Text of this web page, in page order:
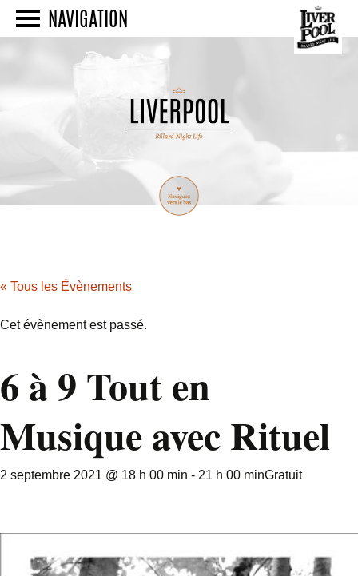
NAVIGATION
« Tous les Évènements
Cet évènement est passé.
6 à 9 Tout en
Musique avec Rituel
2 septembre 2021 @ 18 h 00 min - 21 h 00 minGratuit